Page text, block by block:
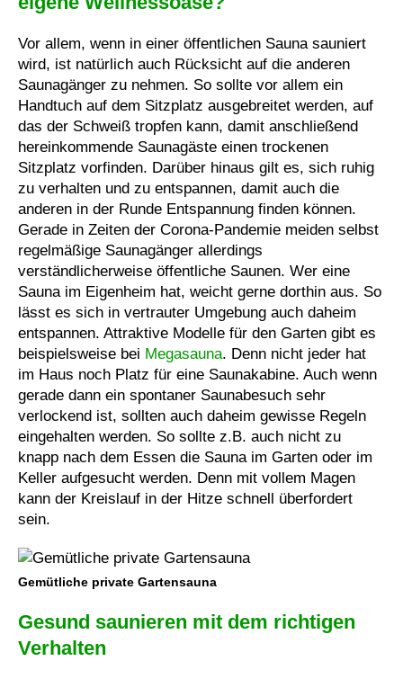
Vor allem, wenn in einer öffentlichen Sauna sauniert
wird, ist natürlich auch Rücksicht auf die anderen
Saunagänger zu nehmen. So sollte vor allem ein
Handtuch auf dem Sitzplatz ausgebreitet werden, auf
das der Schweiß tropfen kann, damit anschließend
hereinkommende Saunagäste einen trockenen
Sitzplatz vorfinden. Darüber hinaus gilt es, sich ruhig
zu verhalten und zu entspannen, damit auch die
anderen in der Runde Entspannung finden können.
Gerade in Zeiten der Corona-Pandemie meiden selbst
regelmäßige Saunagänger allerdings
verständlicherweise öffentliche Saunen. Wer eine
Sauna im Eigenheim hat, weicht gerne dorthin aus. So
lässt es sich in vertrauter Umgebung auch daheim
entspannen. Attraktive Modelle für den Garten gibt es
beispielsweise bei Megasauna​. Denn nicht jeder hat
im Haus noch Platz für eine Saunakabine. Auch wenn
gerade dann ein spontaner Saunabesuch sehr
verlockend ist, sollten auch daheim gewisse Regeln
eingehalten werden. So sollte z.B. auch nicht zu
knapp nach dem Essen die Sauna im Garten oder im
Keller aufgesucht werden. Denn mit vollem Magen
kann der Kreislauf in der Hitze schnell überfordert
sein.
Gemütliche private Gartensauna
Gesund saunieren mit dem richtigen
Verhalten